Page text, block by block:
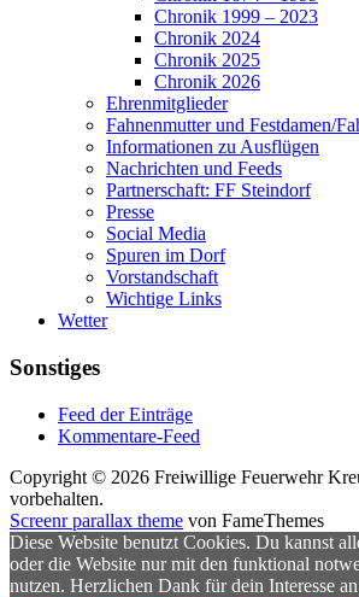
Chronik 1999 – 2023
Chronik 2024
Chronik 2025
Chronik 2026
Ehrenmitglieder
Fahnenmutter und Festdamen/
Informationen zu Ausflügen
Nachrichten und Feeds
Partnerschaft: FF Steindorf
Presse
Social Media
Spuren im Dorf
Vorstandschaft
Wichtige Links
Wetter
Sonstiges
Feed der Einträge
Kommentare-Feed
Copyright © 2026 Freiwillige Feuerwehr
vorbehalten.
Screenr parallax theme von FameThemes
Diese Website benutzt Cookies. Du kannst
oder die Website nur mit den funktional
nutzen. Herzlichen Dank für dein Interesse